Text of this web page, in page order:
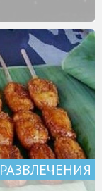
РАЗВЛЕЧЕНИЯ